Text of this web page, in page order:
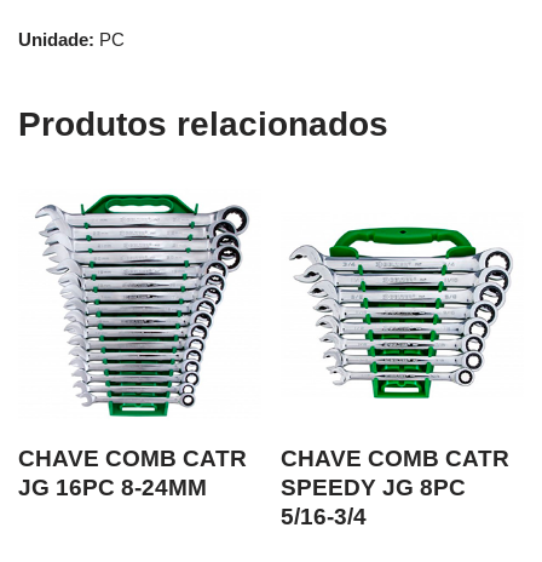
Unidade: PC
Produtos relacionados
CHAVE COMB CATR
JG 16PC 8-24MM
CHAVE COMB CATR
SPEEDY JG 8PC
5/16-3/4